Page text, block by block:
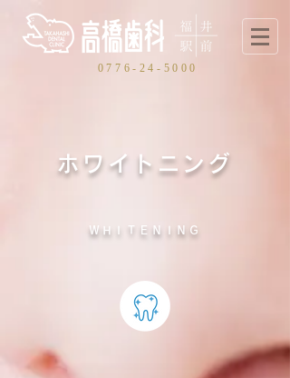
0776-24-5000
ホワイトニング
ＷＨＩＴＥＮＩＮＧ